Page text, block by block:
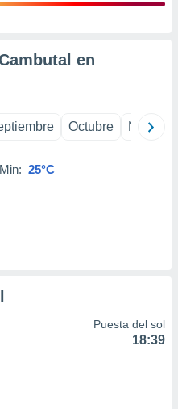
en
Octubre
Min: 25°C
Puesta del sol
18:39